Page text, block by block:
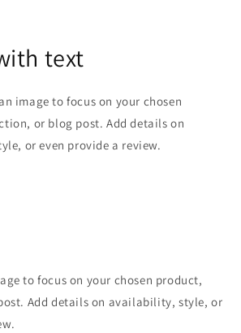
text
image to focus on your chosen
or blog post. Add details on
or even provide a review.
to focus on your chosen product,
Add details on availability, style, or